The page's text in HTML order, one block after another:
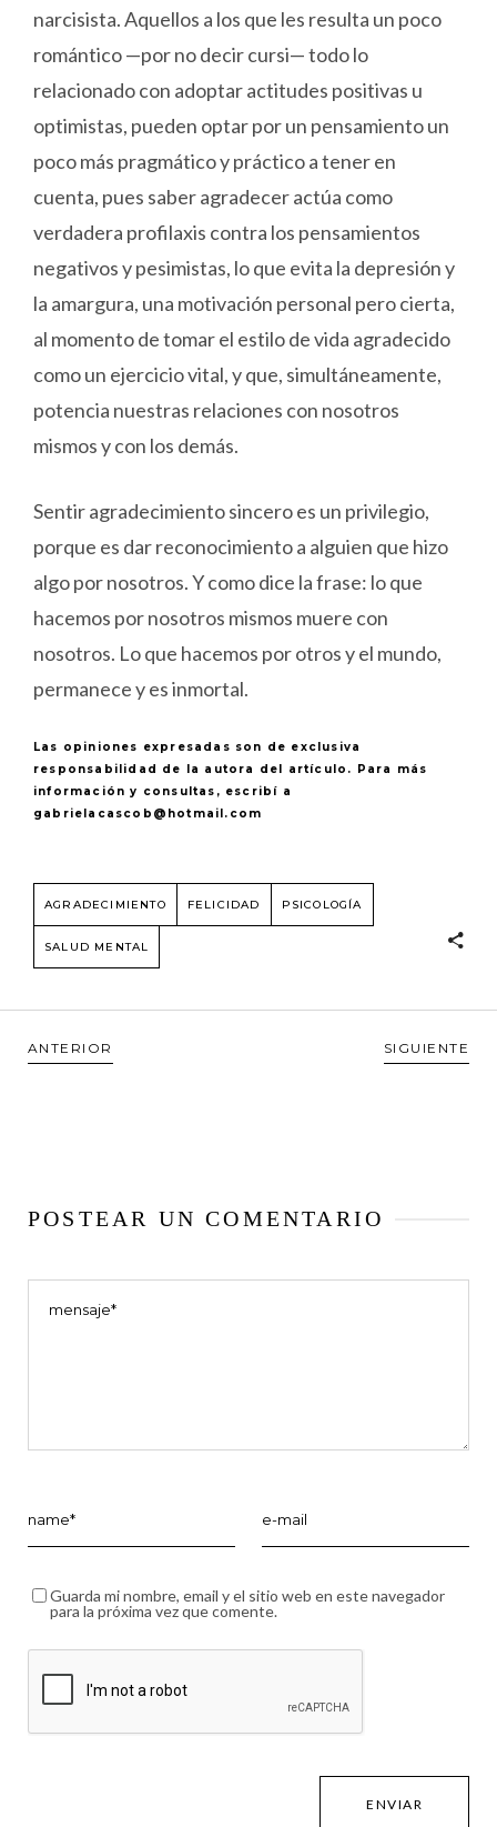
narcisista. Aquellos a los que les resulta un poco
romántico —por no decir cursi— todo lo
relacionado con adoptar actitudes positivas u
optimistas, pueden optar por un pensamiento un
poco más pragmático y práctico a tener en
cuenta, pues saber agradecer actúa como
verdadera profilaxis contra los pensamientos
negativos y pesimistas, lo que evita la depresión y
la amargura, una motivación personal pero cierta,
al momento de tomar el estilo de vida agradecido
como un ejercicio vital, y que, simultáneamente,
potencia nuestras relaciones con nosotros
mismos y con los demás.
Sentir agradecimiento sincero es un privilegio,
porque es dar reconocimiento a alguien que hizo
algo por nosotros. Y como dice la frase: lo que
hacemos por nosotros mismos muere con
nosotros. Lo que hacemos por otros y el mundo,
permanece y es inmortal.
Las opiniones expresadas son de exclusiva
responsabilidad de la autora del artículo. Para más
información y consultas, escribí a
gabrielacascob@hotmail.com
AGRADECIMIENTO FELICIDAD PSICOLOGÍA
SALUD MENTAL
ANTERIOR SIGUIENTE
POSTEAR UN COMENTARIO
Guarda mi nombre, email y el sitio web en este navegador
para la próxima vez que comente.